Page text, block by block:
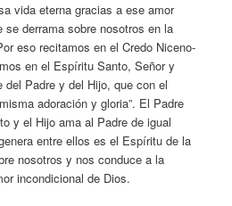
vida eterna gracias a ese amor
derrama sobre nosotros en la
eso recitamos en el Credo Niceno-
en el Espíritu Santo, Señor y
del Padre y del Hijo, que con el
adoración y gloria”. El Padre
y el Hijo ama al Padre de igual
entre ellos es el Espíritu de la
nosotros y nos conduce a la
incondicional de Dios.